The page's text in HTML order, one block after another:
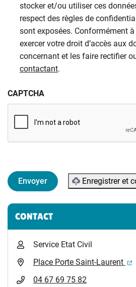
stocker et/ou utiliser ces
respect des règles de
sont exposées. Conformément
exercer votre droit d’accès aux
concernant et les faire rectifier
contactant.
CAPTCHA
Enregistrer et
Informations
CONTACT
Service Etat Civil
Place Porte Saint-Laurent
04 67 69 75 82